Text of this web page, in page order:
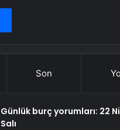
Son
Günlük burç yorumları: 22
Salı